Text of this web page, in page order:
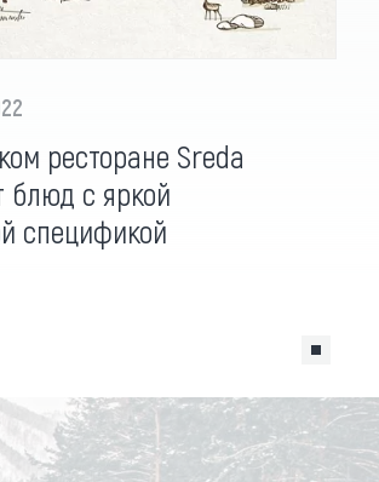
ресторане Sreda
блюд с яркой
спецификой